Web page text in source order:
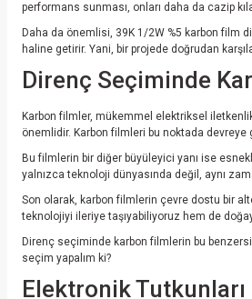
performans sunması, onları daha da cazip
Daha da önemlisi, 39K 1/2W %5 karbon film
haline getirir. Yani, bir projede doğrudan
Direnç Seçiminde
Karbon filmler, mükemmel elektriksel
önemlidir. Karbon filmleri bu noktada
Bu filmlerin bir diğer büyüleyici yanı ise
yalnızca teknoloji dünyasında değil, aynı
Son olarak, karbon filmlerin çevre dostu bir
teknolojiyi ileriye taşıyabiliyoruz hem de
Direnç seçiminde karbon filmlerin bu
seçim yapalım ki?
Elektronik Tutkunları